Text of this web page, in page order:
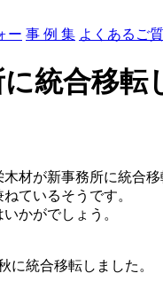
ー 事 例 集 よくあるご
統合移転
材が新事務所に統合移
ているそうです。
かがでしょう。
に統合移転しました。